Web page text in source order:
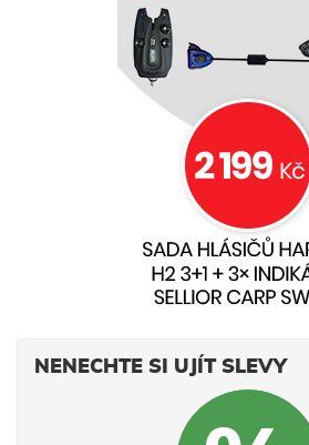
NENECHTE SI UJÍT SLEVY